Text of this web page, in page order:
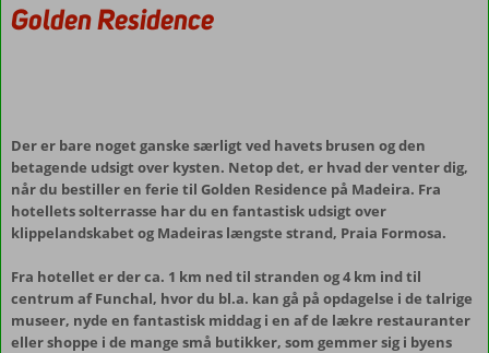
Golden Residence
Der er bare noget ganske særligt ved havets brusen og den
betagende udsigt over kysten. Netop det, er hvad der venter dig,
når du bestiller en ferie til Golden Residence på Madeira. Fra
hotellets solterrasse har du en fantastisk udsigt over
klippelandskabet og Madeiras længste strand, Praia Formosa.
Fra hotellet er der ca. 1 km ned til stranden og 4 km ind til
centrum af Funchal, hvor du bl.a. kan gå på opdagelse i de talrige
museer, nyde en fantastisk middag i en af de lækre restauranter
eller shoppe i de mange små butikker, som gemmer sig i byens